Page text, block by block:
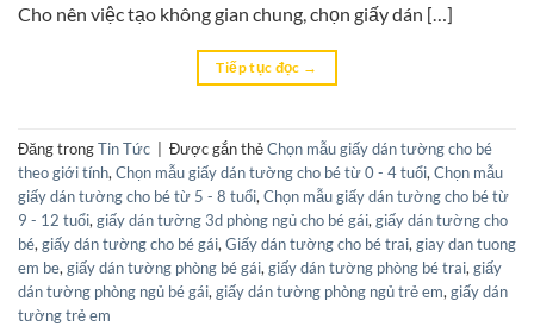
Cho nên việc tạo không gian chung, chọn giấy dán […]
Tiếp tục đọc →
Đăng trongTin Tức Được gắn thẻChọn mẫu giấy dán tường cho bé
theo giới tính,Chọn mẫu giấy dán tường cho bé từ 0 - 4 tuổi,Chọn mẫu
giấy dán tường cho bé từ 5 - 8 tuổi,Chọn mẫu giấy dán tường cho bé từ
9 - 12 tuổi,giấy dán tường 3d phòng ngủ cho bé gái,giấy dán tường cho
bé,giấy dán tường cho bé gái,Giấy dán tường cho bé trai,giay dan tuong
em be,giấy dán tường phòng bé gái,giấy dán tường phòng bé trai,giấy
dán tường phòng ngủ bé gái,giấy dán tường phòng ngủ trẻ em,giấy dán
tường trẻ em